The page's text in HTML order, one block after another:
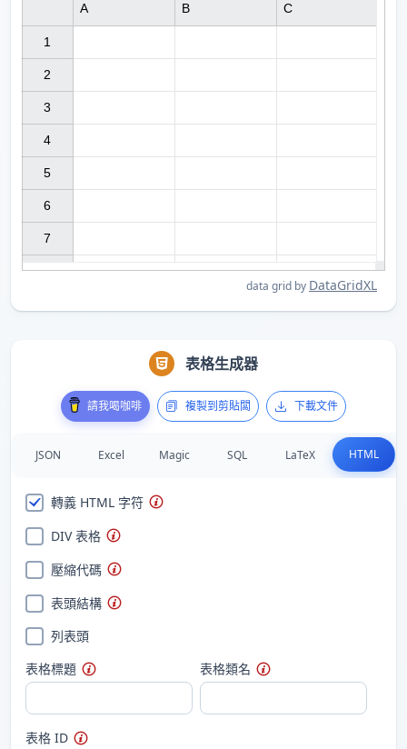
data grid by DataGridXL
1
2
3
4
5
6
7
A B C
表格生成器
請我喝咖啡 複製到剪貼闆 下載文件
JSON Excel Magic SQL LaTeX HTML
轉義 HTML 字符
DIV 表格
壓縮代碼
表頭結構
列表頭
表格標題
表格類名
表格 ID